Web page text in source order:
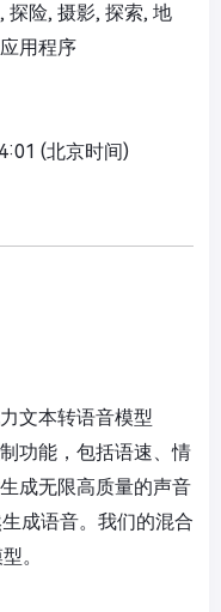
探险, 摄影, 探索, 地
用程序
(北京时间)
文本转语音模型
功能，包括语速、情
成无限高质量的声音
成语音。我们的混合
。